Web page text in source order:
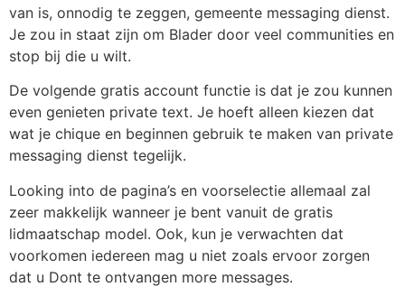
van is, onnodig te zeggen, gemeente messaging dienst.
Je zou in staat zijn om Blader door veel communities en
stop bij die u wilt.
De volgende gratis account functie is dat je zou kunnen
even genieten private text. Je hoeft alleen kiezen dat
wat je chique en beginnen gebruik te maken van private
messaging dienst tegelijk.
Looking into de pagina’s en voorselectie allemaal zal
zeer makkelijk wanneer je bent vanuit de gratis
lidmaatschap model. Ook, kun je verwachten dat
voorkomen iedereen mag u niet zoals ervoor zorgen
dat u Dont te ontvangen more messages.